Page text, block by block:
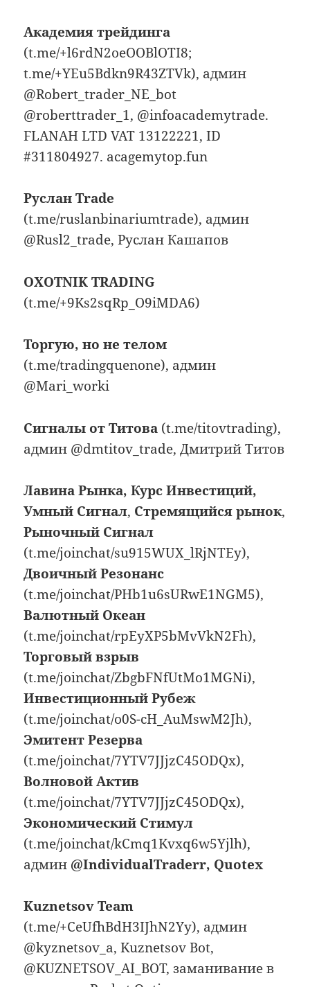
Академия трейдинга
(t.me/+l6rdN2oeOOBlOTI8;
t.me/+YEu5Bdkn9R43ZTVk), админ
@Robert_trader_NE_bot
@roberttrader_1, @infoacademytrade.
FLANAH LTD VAT 13122221, ID
#311804927. acagemytop.fun
Руслан Trade
(t.me/ruslanbinariumtrade), админ
@Rusl2_trade, Руслан Кашапов
OXOTNIK TRADING
(t.me/+9Ks2sqRp_O9iMDA6)
Торгую, но не телом
(t.me/tradingquenone), админ
@Mari_worki
Сигналы от Титова (t.me/titovtrading),
админ @dmtitov_trade, Дмитрий Титов
Лавина Рынка, Курс Инвестиций,
Умный Сигнал, Стремящийся рынок,
Рыночный Сигнал
(t.me/joinchat/su915WUX_lRjNTEy),
Двоичный Резонанс
(t.me/joinchat/PHb1u6sURwE1NGM5),
Валютный Океан
(t.me/joinchat/rpEyXP5bMvVkN2Fh),
Торговый взрыв
(t.me/joinchat/ZbgbFNfUtMo1MGNi),
Инвестиционный Рубеж
(t.me/joinchat/o0S-cH_AuMswM2Jh),
Эмитент Резерва
(t.me/joinchat/7YTV7JJjzC45ODQx),
Волновой Актив
(t.me/joinchat/7YTV7JJjzC45ODQx),
Экономический Стимул
(t.me/joinchat/kCmq1Kvxq6w5Yjlh),
админ @IndividualTraderr, Quotex
Kuznetsov Team
(t.me/+CeUfhBdH3IJhN2Yy), админ
@kyznetsov_a, Kuznetsov Bot,
@KUZNETSOV_AI_BOT, заманивание в